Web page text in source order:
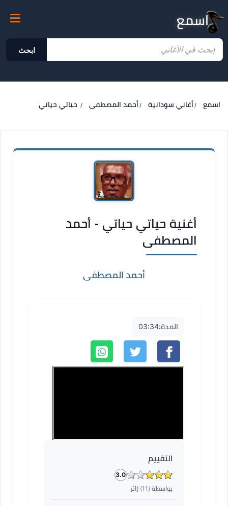
اسمع
ابحث
اسمع أغاني سودانية أحمد المصطفى حياتي حياتي
أغنية حياتي حياتي - أحمد
المصطفى
أحمد المصطفى
المدة:03:34
التقييم
3.0
بواسطة ( 11) زائر